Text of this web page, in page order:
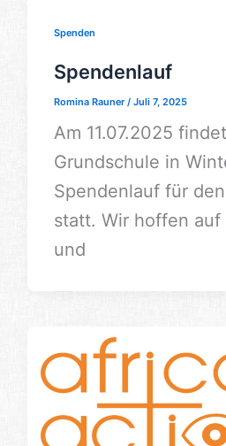
Spenden
Spendenlauf
Romina Rauner/ Juli 7, 2025
Am 11.07.2025
Grundschule in
Spendenlauf für
statt. Wir hoffen
und